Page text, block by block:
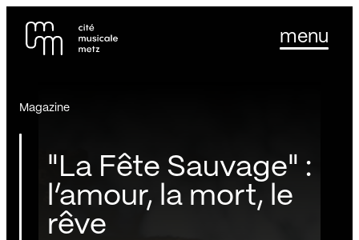
Se rendre au
Contenu principal
menu
Magazine
"La Fête Sauvage" :
l’amour, la mort, le
rêve